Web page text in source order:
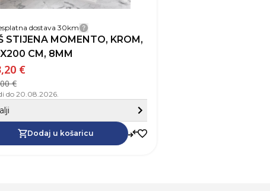
Dodaj u košaricu
dostava 30km Detalji dostave
STIJENA MOMENTO, KROM,
CM, 8MM
€
€
do 20.08.2026.
Dodaj u košaricu